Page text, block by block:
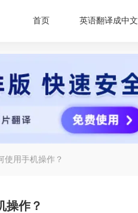
首页 英语翻译成中文
使用手机操作？
操作？